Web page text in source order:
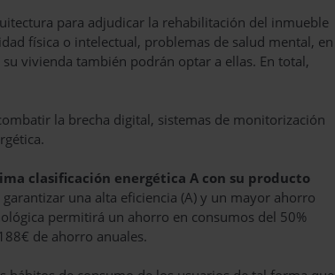
para adjudicar la rehabilitación del inmueble
física o intelectual, problemas de salud mental, en
vivienda también podrán optar a ellas. En total,
la brecha digital, sistemas de monitorización
clasificación energética A con su producto
una alta eficiencia (A) y un mayor ahorro
permitirá un ahorro en consumos del 50%
de ahorro anuales.